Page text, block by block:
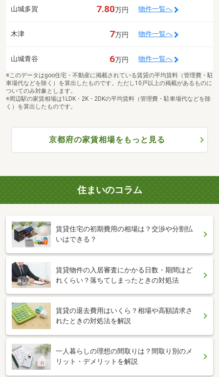
山城多賀 7.80万円 物件一覧へ
木津 7万円 物件一覧へ
山城青谷 6万円 物件一覧へ
※このデータはgoo住宅・不動産に掲載されている賃貸の平均賃料（管理費・駐
車場代などを除く）を算出したものです。ただし10戸以上の掲載があるものに
ついてのみ対象とします。
※周辺駅の家賃相場は1LDK・2K・2DKの平均賃料（管理費・駐車場代などを除
く）を算出したものです。
京都府の家賃相場をもっと見る
住まいのコラム
賃貸住宅の初期費用の相場は？交渉や分割払
いはできる？
賃貸物件の入居審査にかかる日数・期間はど
れくらい？落ちてしまったときの対処法
賃貸の退去費用はいくら？相場や高額請求さ
れたときの対処法を解説
一人暮らしの理想の間取りは？間取り別のメ
リット・デメリットを解説